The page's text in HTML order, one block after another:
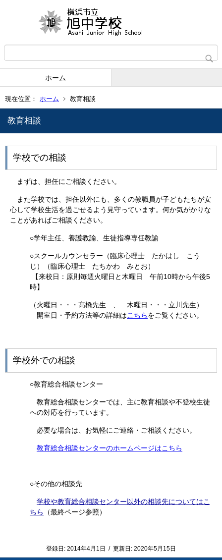
ホーム
現在位置： ホーム 教育相談
教育相談
学校での相談
まずは、担任にご相談ください。
また学校では、担任以外にも、多くの教職員が子どもたちが安
心して学校生活を過ごせるよう見守っています。何か気がかりな
ことがあればご相談ください。
○学年主任、養護教諭、生徒指導専任教諭
○スクールカウンセラー（臨床心理士 たかはし こう
じ）（臨床心理士 たちかわ みとお）
【来校日：原則毎週火曜日と木曜日 午前10時から午後5
時】
（火曜日・・・髙橋先生 、 木曜日・・・立川先生）
開室日・予約方法等の詳細はこちらをご覧ください。
学校外での相談
○教育総合相談センター
教育総合相談センターでは、主に教育相談や不登校生徒
への対応を行っています。
必要な場合は、お気軽にご連絡・ご相談ください。
教育総合相談センターのホームページはこちら
○その他の相談先
学校や教育総合相談センター以外の相談先についてはこ
ちら
（最終ページ参照）
登録日: 2014年4月1日 / 更新日: 2020年5月15日